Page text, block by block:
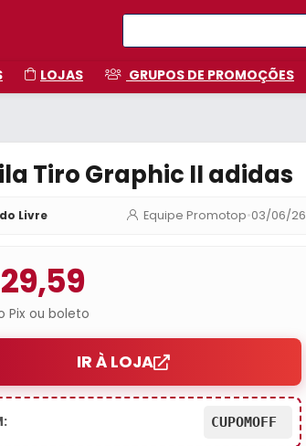
LOJAS GRUPOS DE PROMOÇÕES
Tiro Graphic II adidas
Livre Equipe Promotop•03/06/26
Pix ou boleto
IR À LOJA
CUPOMOFF